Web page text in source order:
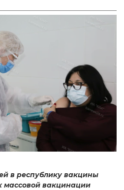
в республику вакцины
массовой вакцинации